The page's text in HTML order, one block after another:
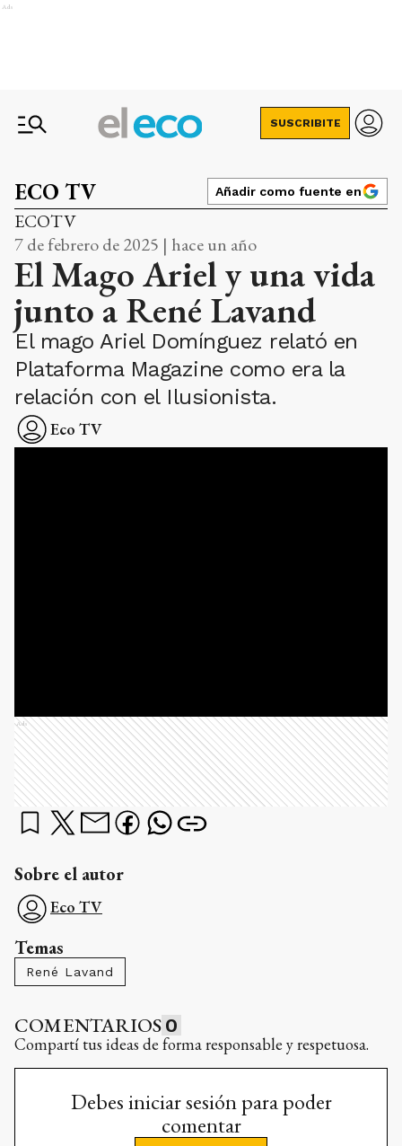
Ads
SUSCRIBITE
ECO TV Añadir como fuente en
ECOTV
7 de febrero de 2025 | hace un año
El Mago Ariel y una vida
junto a René Lavand
El mago Ariel Domínguez relató en
Plataforma Magazine como era la
relación con el Ilusionista.
Eco TV
Ads
Sobre el autor
Eco TV
Temas
René Lavand
COMENTARIOS 0
Compartí tus ideas de forma responsable y respetuosa.
Debes iniciar sesión para poder
comentar